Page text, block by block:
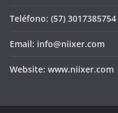
Teléfono: (57) 3017385754
Email: info@niixer.com
Website: www.niixer.com